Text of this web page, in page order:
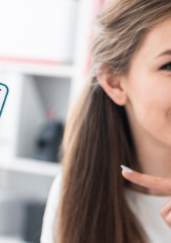
e
e non
sul
pur in
per la
SEGUICI